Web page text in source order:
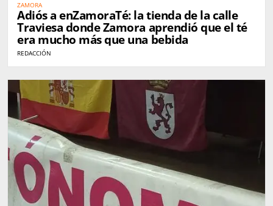
ZAMORA
Adiós a enZamoraTé: la tienda de la calle
Traviesa donde Zamora aprendió que el té
era mucho más que una bebida
REDACCIÓN